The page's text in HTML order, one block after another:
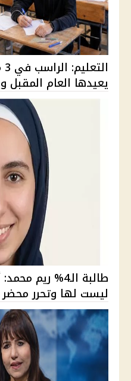
يعيدها العام المقبل
طالبة الـ4%
ليست لها وتحرر محضر